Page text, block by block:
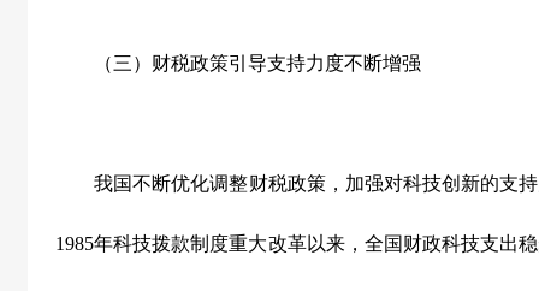
（三）财税政策引导支持力度不断增强
我国不断优化调整财税政策，加强对科技创新的支持
1985年科技拨款制度重大改革以来，全国财政科技支出